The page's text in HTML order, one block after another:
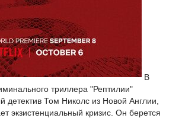
В
триллера "Рептилии"
детектив Том Николс из Новой Англии,
экзистенциальный кризис. Он берется